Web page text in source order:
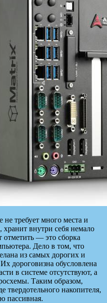
не требует много места и
внутри себя немало
отметить — это сборка
Дело в том, что
из самых дорогих и
дороговизна обусловлена
в системе отсутствуют, а
Таким образом,
твердотельного накопителя,
пассивная.